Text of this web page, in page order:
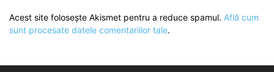
Acest site folosește Akismet pentru a reduce spamul. Află cum
sunt procesate datele comentariilor tale.